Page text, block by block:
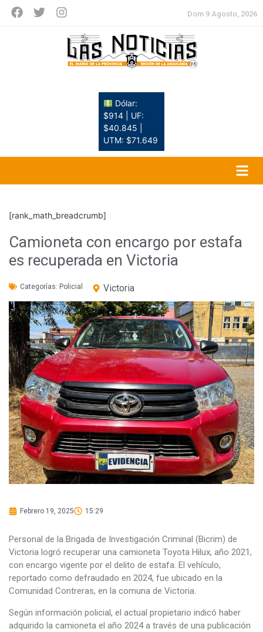
Dom 9 Agosto, 2026
Dólar:
$914 | UF:
$40.845 |
UTM: $71.649
[rank_math_breadcrumb]
Camioneta con encargo por estafa
es recuperada en Victoria
Categorías: Policial Victoria
Febrero 19, 2025 15:29
Personal de la Brigada de Investigación Criminal (Bicrim) de
Victoria logró recuperar una camioneta Toyota Hilux, año 2021,
con encargo vigente por el delito de estafa. El vehículo,
reportado como defraudado en 2024, fue ubicado en la
Comunidad Contreras, en la comuna de Victoria.
Según información policial, el actual propietario indicó haber
adquirido la camioneta el año 2024 a través de una publicación